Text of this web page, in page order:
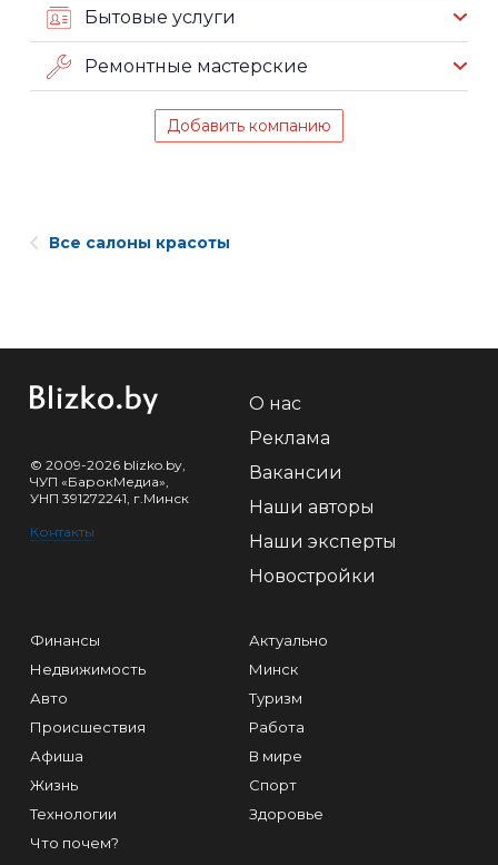
Бытовые услуги
Ремонтные мастерские
Добавить компанию
Все салоны красоты
© 2009-2026 blizko.by,
ЧУП «БарокМедиа»,
УНП 391272241, г.Минск
Контакты
О нас
Реклама
Вакансии
Наши авторы
Наши эксперты
Новостройки
Финансы
Недвижимость
Авто
Происшествия
Афиша
Жизнь
Технологии
Что почем?
Актуально
Минск
Туризм
Работа
В мире
Спорт
Здоровье